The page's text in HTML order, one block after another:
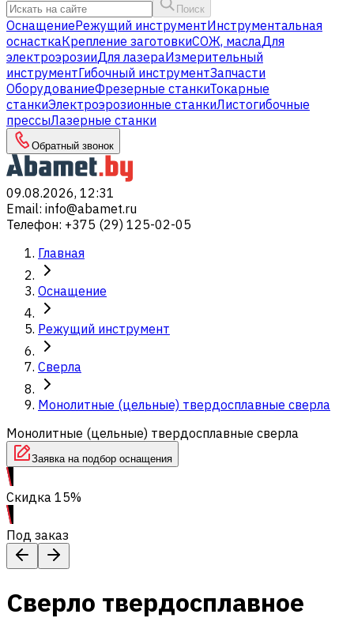
Поиск
ОснащениеРежущий инструментИнструментальная
оснасткаКрепление заготовкиСОЖ, маслаДля
электроэрозииДля лазераИзмерительный
инструментГибочный инструментЗапчасти
ОборудованиеФрезерные станкиТокарные
станкиЭлектроэрозионные станкиЛистогибочные
прессыЛазерные станки
Обратный звонок
09.08.2026, 12:31
Email: info@abamet.ru
Телефон: +375 (29) 125-02-05
Главная
Оснащение
Режущий инструмент
Сверла
Монолитные (цельные) твердосплавные сверла
Монолитные (цельные) твердосплавные сверла
Заявка на подбор оснащения
Скидка 15%
Под заказ
Сверло твердосплавное